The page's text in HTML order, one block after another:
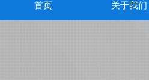
首页 关于我们